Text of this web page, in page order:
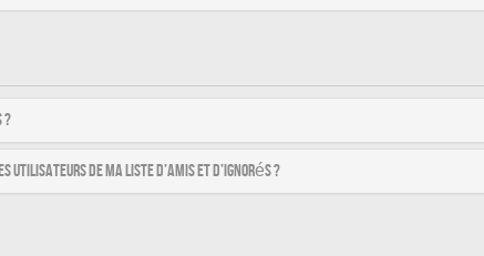
?
utilisateurs de ma liste d’amis et d’ignorés ?